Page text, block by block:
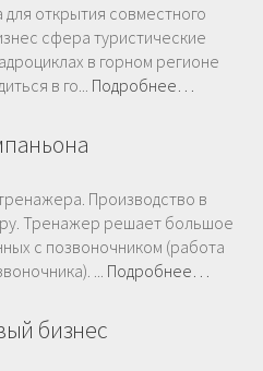
открытия совместного
сфера туристические
в горном регионе
в го... Подробнее…
Производство в
Тренажер решает большое
с позвоночником (работа
... Подробнее…
бизнес